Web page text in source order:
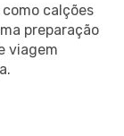
calções
preparação
viagem